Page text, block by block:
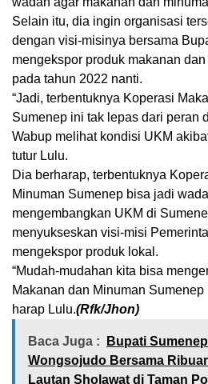
Selain itu, dia ingin organisasi
dengan visi-misinya bersama
mengekspor produk makanan
pada tahun 2022 nanti.
“Jadi, terbentuknya Koperasi
Sumenep ini tak lepas dari peran
Wabup melihat kondisi UKM
tutur Lulu.
Dia berharap, terbentuknya
Minuman Sumenep bisa jadi
mengembangkan UKM di
menyukseskan visi-misi
mengekspor produk lokal.
“Mudah-mudahan kita bisa
Makanan dan Minuman Sumenep
harap Lulu.(Rfk/Jhon)
Baca Juga :
Bupati
Wongsojudo Bersama
Lautan Sholawat di Taman